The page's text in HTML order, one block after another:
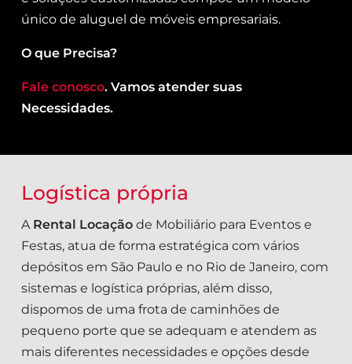
único de aluguel de móveis empresariais.
O que Precisa?
Fale conosco. Vamos atender suas
Necessidades.
Logística própria
A Rental Locação de Mobiliário para Eventos e
Festas, atua de forma estratégica com vários
depósitos em São Paulo e no Rio de Janeiro, com
sistemas e logística próprias, além disso,
dispomos de uma frota de caminhões de
pequeno porte que se adequam e atendem as
mais diferentes necessidades e opções desde